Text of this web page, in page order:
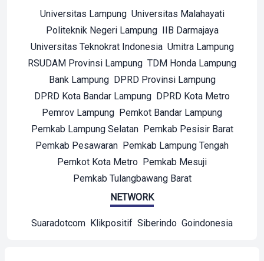
Universitas Lampung Universitas Malahayati
Politeknik Negeri Lampung IIB Darmajaya
Universitas Teknokrat Indonesia Umitra Lampung
RSUDAM Provinsi Lampung TDM Honda Lampung
Bank Lampung DPRD Provinsi Lampung
DPRD Kota Bandar Lampung DPRD Kota Metro
Pemrov Lampung Pemkot Bandar Lampung
Pemkab Lampung Selatan Pemkab Pesisir Barat
Pemkab Pesawaran Pemkab Lampung Tengah
Pemkot Kota Metro Pemkab Mesuji
Pemkab Tulangbawang Barat
NETWORK
Suaradotcom Klikpositif Siberindo Goindonesia